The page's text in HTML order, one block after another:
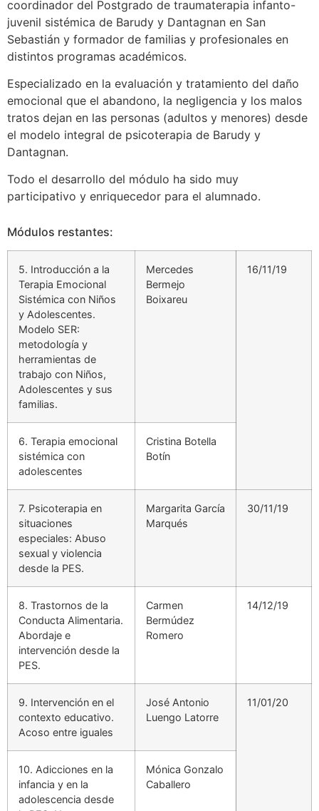
coordinador del Postgrado de traumaterapia infanto-
juvenil sistémica de Barudy y Dantagnan en San
Sebastián y formador de familias y profesionales en
distintos programas académicos.
Especializado en la evaluación y tratamiento del daño
emocional que el abandono, la negligencia y los malos
tratos dejan en las personas (adultos y menores) desde
el modelo integral de psicoterapia de Barudy y
Dantagnan.
Todo el desarrollo del módulo ha sido muy
participativo y enriquecedor para el alumnado.
Módulos restantes:
5. Introducción a la
Terapia Emocional
Sistémica con Niños
y Adolescentes.
Modelo SER:
metodología y
herramientas de
trabajo con Niños,
Adolescentes y sus
familias.
Mercedes
Bermejo
Boixareu
16/11/19
6. Terapia emocional
sistémica con
adolescentes
Cristina Botella
Botín
7. Psicoterapia en
situaciones
especiales: Abuso
sexual y violencia
desde la PES.
Margarita García
Marqués
30/11/19
8. Trastornos de la
Conducta Alimentaria.
Abordaje e
intervención desde la
PES.
Carmen
Bermúdez
Romero
14/12/19
9. Intervención en el
contexto educativo.
Acoso entre iguales
José Antonio
Luengo Latorre
11/01/20
10. Adicciones en la
infancia y en la
adolescencia desde
Mónica Gonzalo
Caballero